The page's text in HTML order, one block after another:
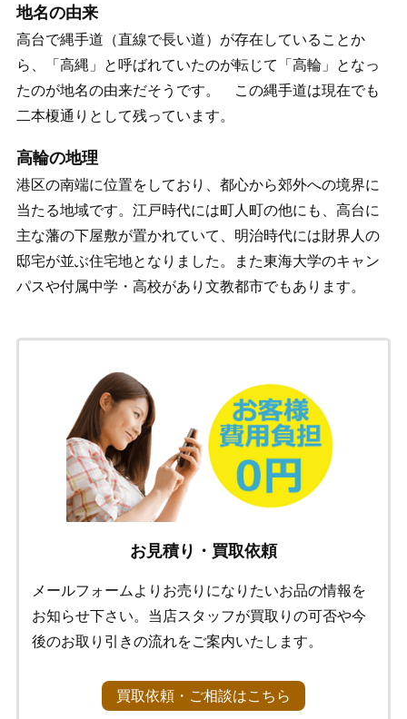
地名の由来
高台で縄手道（直線で長い道）が存在していることか
ら、「高縄」と呼ばれていたのが転じて「高輪」となっ
たのが地名の由来だそうです。 この縄手道は現在でも
二本榎通りとして残っています。
高輪の地理
港区の南端に位置をしており、都心から郊外への境界に
当たる地域です。江戸時代には町人町の他にも、高台に
主な藩の下屋敷が置かれていて、明治時代には財界人の
邸宅が並ぶ住宅地となりました。また東海大学のキャン
パスや付属中学・高校があり文教都市でもあります。
お見積り・買取依頼
メールフォームよりお売りになりたいお品の情報を
お知らせ下さい。当店スタッフが買取りの可否や今
後のお取り引きの流れをご案内いたします。
買取依頼・ご相談はこちら